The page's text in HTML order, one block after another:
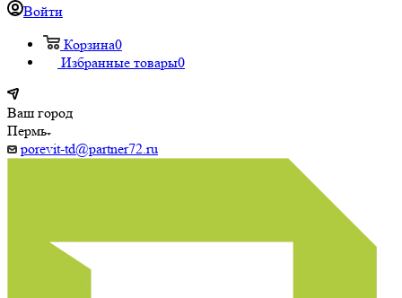
Войти
Корзина0
Избранные товары0
Ваш город
Пермь
porevit-td@partner72.ru